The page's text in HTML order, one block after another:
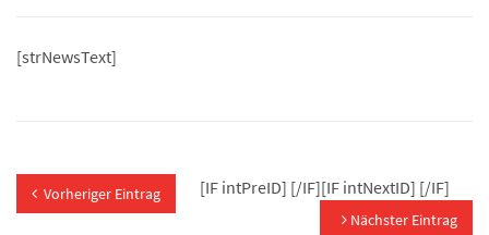
[strNewsText]
[IF intPreID]
Vorheriger Eintrag [/IF][IF intNextID]
Nächster Eintrag
[/IF]